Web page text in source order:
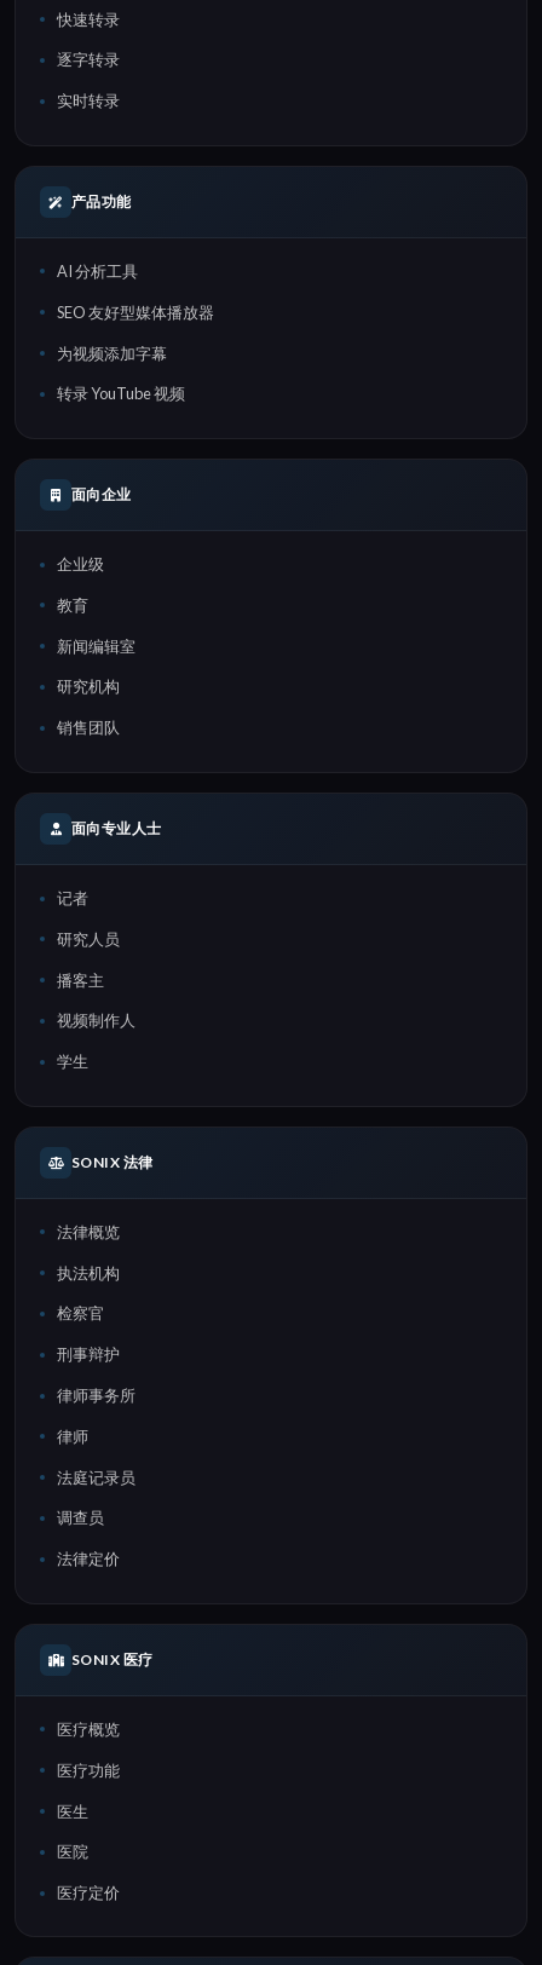
快速转录
逐字转录
实时转录
产品功能
AI 分析工具
SEO 友好型媒体播放器
为视频添加字幕
转录 YouTube 视频
面向企业
企业级
教育
新闻编辑室
研究机构
销售团队
面向专业人士
记者
研究人员
播客主
视频制作人
学生
SONIX 法律
法律概览
执法机构
检察官
刑事辩护
律师事务所
律师
法庭记录员
调查员
法律定价
SONIX 医疗
医疗概览
医疗功能
医生
医院
医疗定价